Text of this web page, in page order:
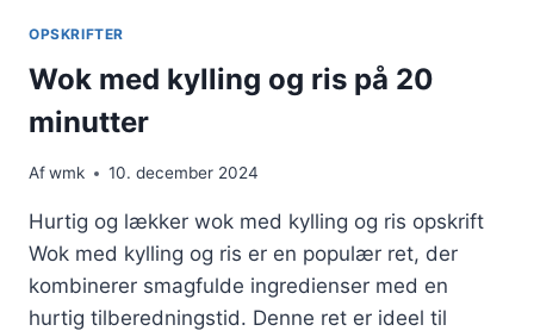
KRYDRET
RET
OPSKRIFTER
Wok med kylling og ris på 20
minutter
Afwmk 10. december 2024
Hurtig og lækker wok med kylling og ris opskrift
Wok med kylling og ris er en populær ret, der
kombinerer smagfulde ingredienser med en
hurtig tilberedningstid. Denne ret er ideel til